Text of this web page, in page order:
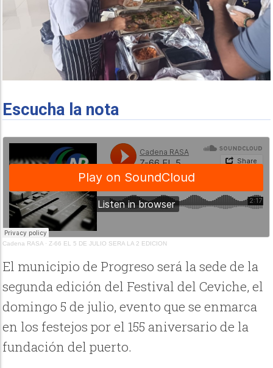
Escucha la nota
Cadena RASA ·Z-66 EL 5 DE JULIO SERA LA 2 EDICION
El municipio de Progreso será la sede de la
segunda edición del Festival del Ceviche, el
domingo 5 de julio, evento que se enmarca
en los festejos por el 155 aniversario de la
fundación del puerto.